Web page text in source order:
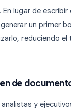
En lugar de
un primer
reduciendo
de
y